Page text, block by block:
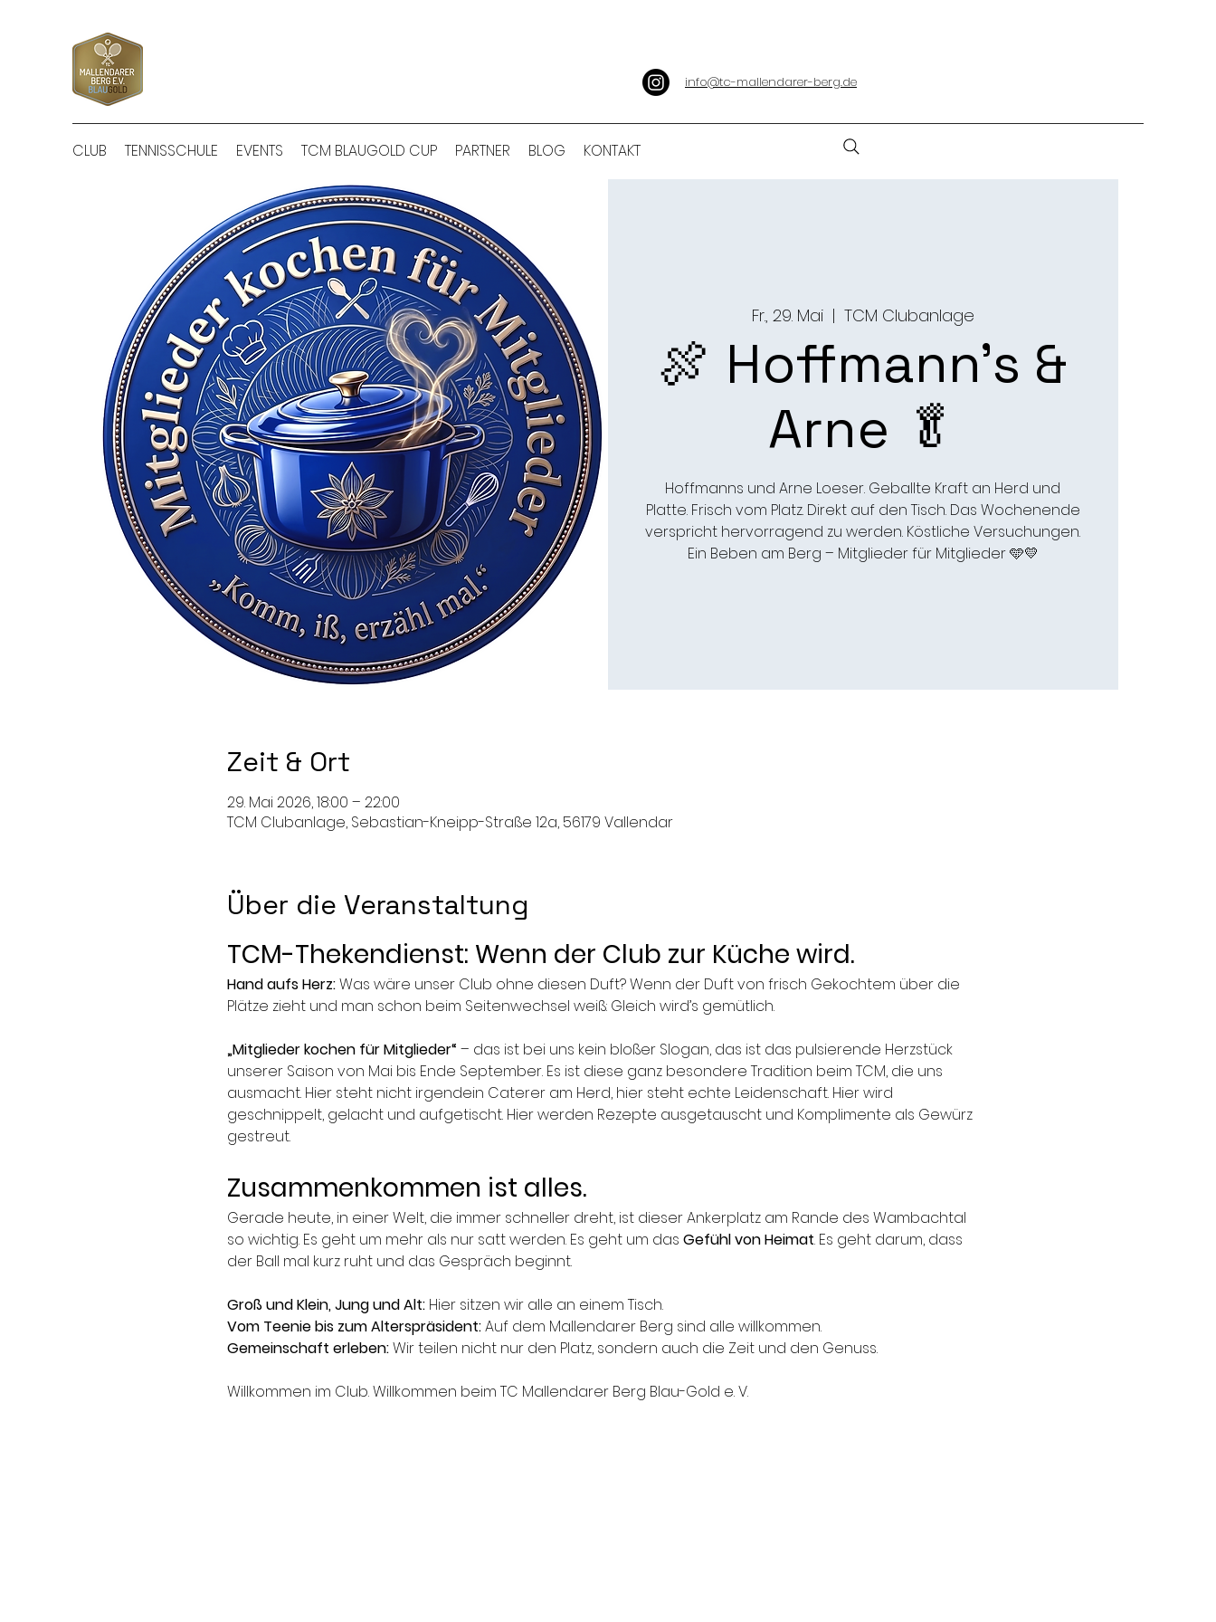
info@tc-mallendarer-berg.de
CLUB TENNISSCHULE EVENTS TCM BLAUGOLD CUP PARTNER BLOG KONTAKT
Fr., 29. Mai
  |
TCM Clubanlage
🍖 Hoffmann’s &
Arne 🥬
Hoffmanns und Arne Loeser. Geballte Kraft an Herd und
Platte. Frisch vom Platz. Direkt auf den Tisch. Das Wochenende
verspricht hervorragend zu werden. Köstliche Versuchungen.
Ein Beben am Berg – Mitglieder für Mitglieder 🩵💛
Zeit & Ort
29. Mai 2026, 18:00 – 22:00
TCM Clubanlage, Sebastian-Kneipp-Straße 12a, 56179 Vallendar
Über die Veranstaltung
TCM-Thekendienst: Wenn der Club zur Küche wird.
Hand aufs Herz: Was wäre unser Club ohne diesen Duft? Wenn der Duft von frisch Gekochtem über die
Plätze zieht und man schon beim Seitenwechsel weiß: Gleich wird’s gemütlich.
„Mitglieder kochen für Mitglieder“ – das ist bei uns kein bloßer Slogan, das ist das pulsierende Herzstück
unserer Saison von Mai bis Ende September. Es ist diese ganz besondere Tradition beim TCM, die uns
ausmacht. Hier steht nicht irgendein Caterer am Herd, hier steht echte Leidenschaft. Hier wird
geschnippelt, gelacht und aufgetischt. Hier werden Rezepte ausgetauscht und Komplimente als Gewürz
gestreut.
Zusammenkommen ist alles.
Gerade heute, in einer Welt, die immer schneller dreht, ist dieser Ankerplatz am Rande des Wambachtal
so wichtig. Es geht um mehr als nur satt werden. Es geht um das Gefühl von Heimat. Es geht darum, dass
der Ball mal kurz ruht und das Gespräch beginnt.
Groß und Klein, Jung und Alt: Hier sitzen wir alle an einem Tisch.
Vom Teenie bis zum Alterspräsident: Auf dem Mallendarer Berg sind alle willkommen.
Gemeinschaft erleben: Wir teilen nicht nur den Platz, sondern auch die Zeit und den Genuss.
Willkommen im Club. Willkommen beim TC Mallendarer Berg Blau-Gold e. V.